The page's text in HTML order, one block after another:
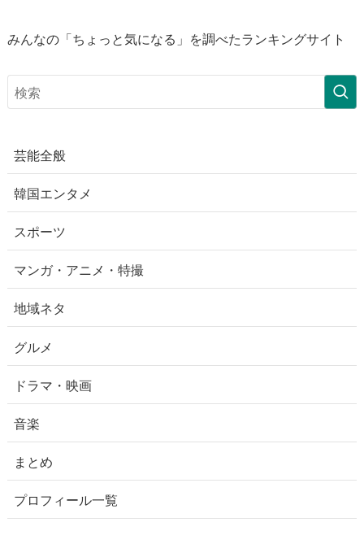
みんなの「ちょっと気になる」を調べたランキングサイト
芸能全般
韓国エンタメ
スポーツ
マンガ・アニメ・特撮
地域ネタ
グルメ
ドラマ・映画
音楽
まとめ
プロフィール一覧